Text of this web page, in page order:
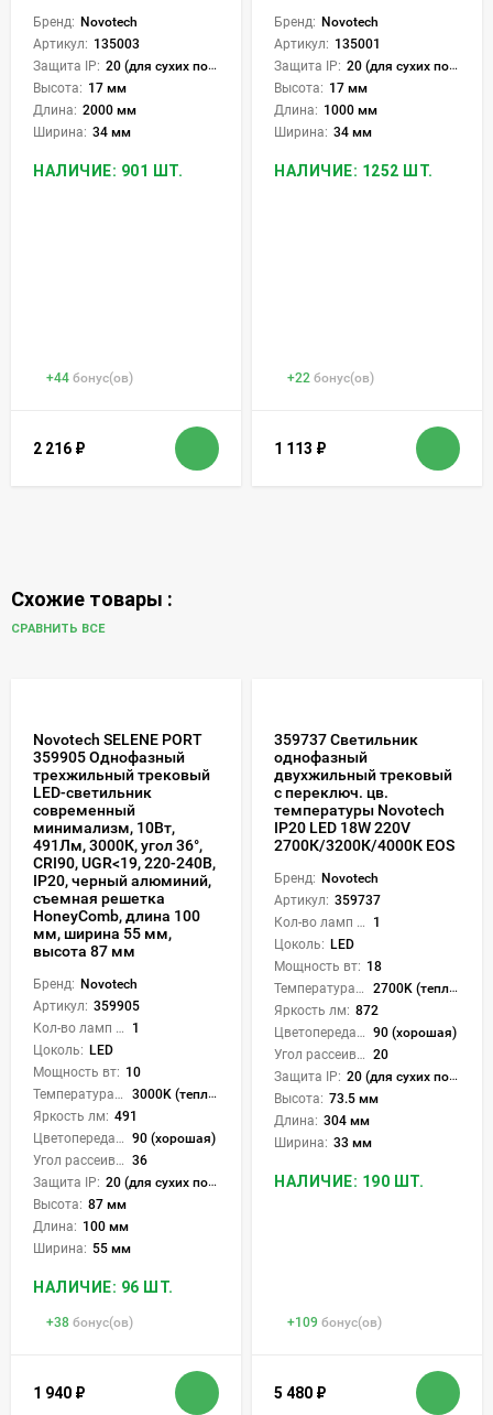
Бренд: Novotech
Артикул: 135003
Защита IP: 20 (для сухих пом.)
Высота: 17 мм
Длина: 2000 мм
Ширина: 34 мм
НАЛИЧИЕ: 901 ШТ.
+44 бонус(ов)
2 216 ₽
Бренд: Novotech
Артикул: 135001
Защита IP: 20 (для сухих пом.)
Высота: 17 мм
Длина: 1000 мм
Ширина: 34 мм
НАЛИЧИЕ: 1252 ШТ.
+22 бонус(ов)
1 113 ₽
Схожие товары :
СРАВНИТЬ ВСЕ
Novotech SELENE PORT
359905 Однофазный
трехжильный трековый
LED-светильник
современный
минимализм, 10Вт,
491Лм, 3000К, угол 36°,
CRI90, UGR<19, 220-240В,
IP20, черный алюминий,
съемная решетка
HoneyComb, длина 100
мм, ширина 55 мм,
высота 87 мм
Бренд: Novotech
Артикул: 359905
Кол-во ламп или LED:
1
Цоколь: LED
Мощность вт: 10
Температура света:
3000K (теплый)
Яркость лм: 491
Цветопередача (CRI): 90 (хорошая)
Угол рассеивания света °: 36
Защита IP: 20 (для сухих пом.)
Высота: 87 мм
Длина: 100 мм
Ширина: 55 мм
НАЛИЧИЕ: 96 ШТ.
+38 бонус(ов)
1 940 ₽
359737 Светильник
однофазный
двухжильный трековый
с переключ. цв.
температуры Novotech
IP20 LED 18W 220V
2700К/3200К/4000К EOS
Бренд: Novotech
Артикул: 359737
Кол-во ламп или LED:
1
Цоколь: LED
Мощность вт: 18
Температура света:
2700K (теплый), 3200K (теплый), 4000K (нейтральный), CCT механическое переключение
Яркость лм: 872
Цветопередача (CRI): 90 (хорошая)
Угол рассеивания света °: 20
Защита IP: 20 (для сухих пом.)
Высота: 73.5 мм
Длина: 304 мм
Ширина: 33 мм
НАЛИЧИЕ: 190 ШТ.
+109 бонус(ов)
5 480 ₽